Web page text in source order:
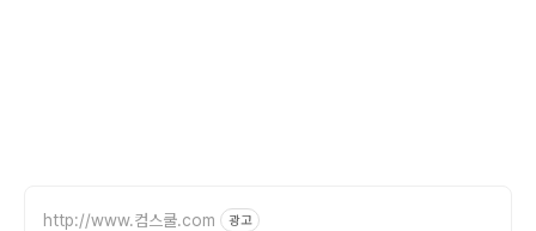
http://www.컴스쿨.com 광고